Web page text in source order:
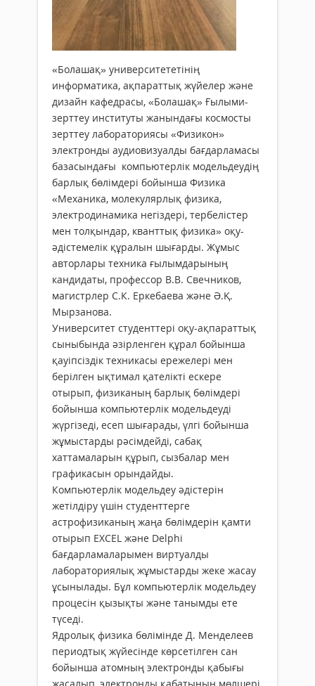
«Болашақ» университететінің
информатика, ақпараттық жүйелер және
дизайн кафедрасы, «Болашақ» Ғылыми-
зерттеу институты жанындағы космосты
зерттеу лабораториясы «Физикон»
электронды аудиовизуалды бағдарламасы
базасындағы компьютерлік модельдеудің
барлық бөлімдері бойынша Физика
«Механика, молекулярлық физика,
электродинамика негіздері, тербелістер
мен толқындар, кванттық физика» оқу-
әдістемелік құралын шығарды. Жұмыс
авторлары техника ғылымдарының
кандидаты, профессор В.В. Свечников,
магистрлер С.К. Еркебаева және Ә.Қ.
Мырзанова.
Университет студенттері оқу-ақпараттық
сыныбында әзірленген құрал бойынша
қауіпсіздік техникасы ережелері мен
берілген ықтимал қателікті ескере
отырып, физиканың барлық бөлімдері
бойынша компьютерлік модельдеуді
жүргізеді, есеп шығарады, үлгі бойынша
жұмыстарды рәсімдейді, сабақ
хаттамаларын құрып, сызбалар мен
графикасын орындайды.
Компьютерлік модельдеу әдістерін
жетілдіру үшін студенттерге
астрофизиканың жаңа бөлімдерін қамти
отырып EXCEL және Delphi
бағдарламаларымен виртуалды
лабораториялық жұмыстарды жеке жасау
ұсынылады. Бұл компьютерлік модельдеу
процесін қызықты және танымды ете
түседі.
Ядролық физика бөлімінде Д. Менделеев
периодтық жүйесінде көрсетілген сан
бойынша атомның электронды қабығы
жасалып, электронды қабатының мөлшері,